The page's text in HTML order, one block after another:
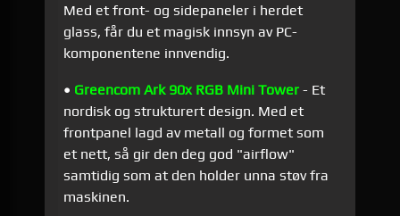
Med et front- og sidepaneler i herdet
glass, får du et magisk innsyn av PC-
komponentene innvendig.
• Greencom Ark 90x RGB Mini Tower - Et
nordisk og strukturert design. Med et
frontpanel lagd av metall og formet som
et nett, så gir den deg god "airflow"
samtidig som at den holder unna støv fra
maskinen.